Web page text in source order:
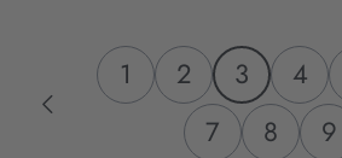
1 2 3 4
7
8 9